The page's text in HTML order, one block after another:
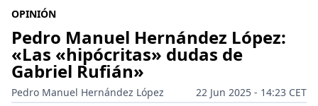
OPINIÓN
Pedro Manuel Hernández López:
«Las «hipócritas» dudas de
Gabriel Rufián»
Pedro Manuel Hernández López
22 Jun 2025 - 14:23 CET